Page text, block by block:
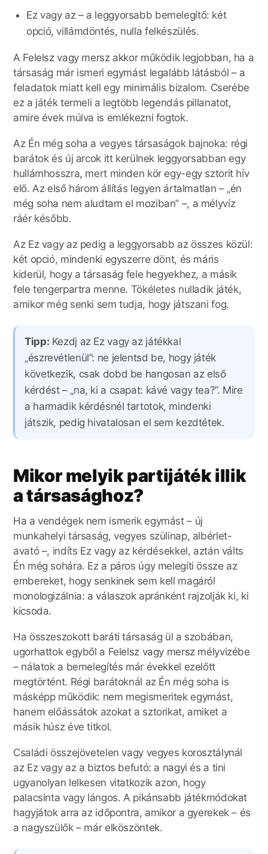
Ez vagy az – a leggyorsabb bemelegítő: két
opció, villámdöntés, nulla felkészülés.
A Felelsz vagy mersz akkor működik legjobban, ha a
társaság már ismeri egymást legalább látásból – a
feladatok miatt kell egy minimális bizalom. Cserébe
ez a játék termeli a legtöbb legendás pillanatot,
amire évek múlva is emlékezni fogtok.
Az Én még soha a vegyes társaságok bajnoka: régi
barátok és új arcok itt kerülnek leggyorsabban egy
hullámhosszra, mert minden kör egy-egy sztorit hív
elő. Az első három állítás legyen ártalmatlan – „én
még soha nem aludtam el moziban” –, a mélyvíz
ráér később.
Az Ez vagy az pedig a leggyorsabb az összes közül:
két opció, mindenki egyszerre dönt, és máris
kiderül, hogy a társaság fele hegyekhez, a másik
fele tengerpartra menne. Tökéletes nulladik játék,
amikor még senki sem tudja, hogy játszani fog.
Tipp: Kezdj az Ez vagy az játékkal
„észrevétlenül”: ne jelentsd be, hogy játék
következik, csak dobd be hangosan az első
kérdést – „na, ki a csapat: kávé vagy tea?”. Mire
a harmadik kérdésnél tartotok, mindenki
játszik, pedig hivatalosan el sem kezdtétek.
Mikor melyik partijáték illik
a társasághoz?
Ha a vendégek nem ismerik egymást – új
munkahelyi társaság, vegyes szülinap, albérlet-
avató –, indíts Ez vagy az kérdésekkel, aztán válts
Én még sohára. Ez a páros úgy melegíti össze az
embereket, hogy senkinek sem kell magáról
monologizálnia: a válaszok apránként rajzolják ki, ki
kicsoda.
Ha összeszokott baráti társaság ül a szobában,
ugorhattok egyből a Felelsz vagy mersz mélyvizébe
– nálatok a bemelegítés már évekkel ezelőtt
megtörtént. Régi barátoknál az Én még soha is
másképp működik: nem megismeritek egymást,
hanem előássátok azokat a sztorikat, amiket a
másik húsz éve titkol.
Családi összejövetelen vagy vegyes korosztálynál
az Ez vagy az a biztos befutó: a nagyi és a tini
ugyanolyan lelkesen vitatkozik azon, hogy
palacsinta vagy lángos. A pikánsabb játékmódokat
hagyjátok arra az időpontra, amikor a gyerekek – és
a nagyszülők – már elköszöntek.